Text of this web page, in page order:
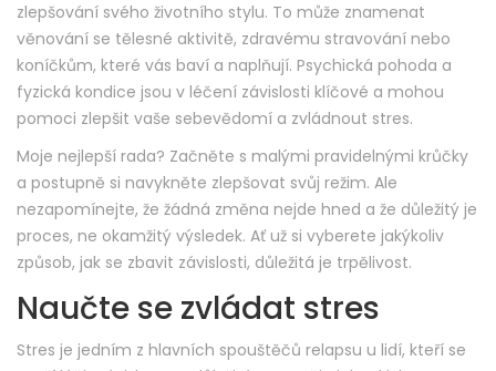
zlepšování svého životního stylu. To může znamenat
věnování se tělesné aktivitě, zdravému stravování nebo
koníčkům, které vás baví a naplňují. Psychická pohoda a
fyzická kondice jsou v léčení závislosti klíčové a mohou
pomoci zlepšit vaše sebevědomí a zvládnout stres.
Moje nejlepší rada? Začněte s malými pravidelnými krůčky
a postupně si navykněte zlepšovat svůj režim. Ale
nezapomínejte, že žádná změna nejde hned a že důležitý je
proces, ne okamžitý výsledek. Ať už si vyberete jakýkoliv
způsob, jak se zbavit závislosti, důležitá je trpělivost.
Naučte se zvládat stres
Stres je jedním z hlavních spouštěčů relapsu u lidí, kteří se